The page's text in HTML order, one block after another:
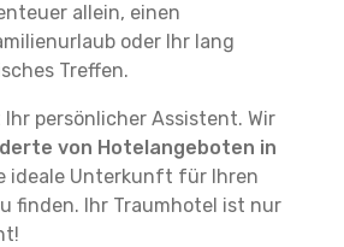
allein, einen
oder Ihr lang
Treffen.
Ihr persönlicher Assistent. Wir
von Hotelangeboten in
ideale Unterkunft für Ihren
finden. Ihr Traumhotel ist nur